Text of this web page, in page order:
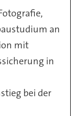
an
mit
in
bei der